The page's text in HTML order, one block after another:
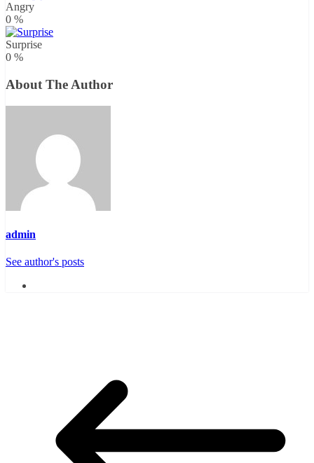
Angry
0 %
Surprise
0 %
About The Author
admin
See author's posts